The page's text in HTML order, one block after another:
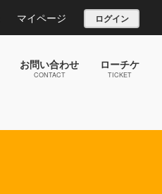
マイページ ログイン
お問い合わせ
CONTACT
ローチケ
TICKET